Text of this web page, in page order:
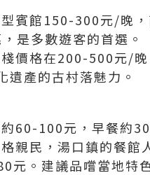
賓館150-300元/晚
是多數遊客的首選。
價格在200-500元/
遺產的古村落魅力。
60-100元，早餐約
親民，湯口鎮的餐
。建議品嚐當地特